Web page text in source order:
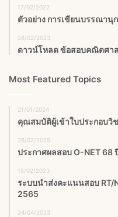
17/02/2022
ตัวอย่าง การเขียนบรรณานุ
28/02/2023
ดาวน์โหลด ข้อสอบคณิตศา
Most Featured Topics
21/01/2024
คุณสมบัติผู้เข้าใบประกอบวิ
28/02/2025
ประกาศผลสอบ O-NET 68
15/02/2023
ระบบนำส่งคะแนนสอบ RT/
2565
24/04/2023